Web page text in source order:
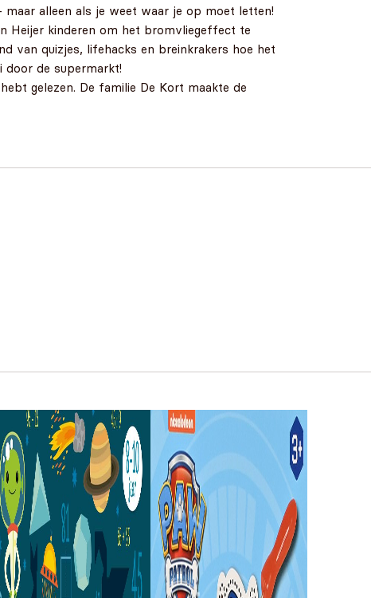
alleen als je weet waar je op moet letten!
Heijer kinderen om het bromvliegeffect te
van quizjes, lifehacks en breinkrakers hoe het
de supermarkt!
gelezen. De familie De Kort maakte de